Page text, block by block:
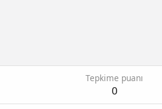
Tepkime puanı
0